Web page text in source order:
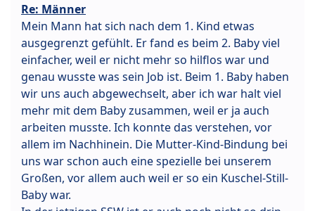
Re: Männer
Mein Mann hat sich nach dem 1. Kind etwas
ausgegrenzt gefühlt. Er fand es beim 2. Baby viel
einfacher, weil er nicht mehr so hilflos war und
genau wusste was sein Job ist. Beim 1. Baby haben
wir uns auch abgewechselt, aber ich war halt viel
mehr mit dem Baby zusammen, weil er ja auch
arbeiten musste. Ich konnte das verstehen, vor
allem im Nachhinein. Die Mutter-Kind-Bindung bei
uns war schon auch eine spezielle bei unserem
Großen, vor allem auch weil er so ein Kuschel-Still-
Baby war.